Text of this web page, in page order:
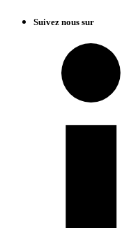
Suivez nous sur